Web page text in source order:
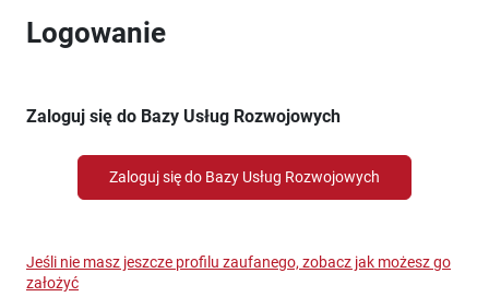
Logowanie
Zaloguj się do Bazy Usług Rozwojowych
Zaloguj się do Bazy Usług Rozwojowych
Jeśli nie masz jeszcze profilu zaufanego, zobacz jak możesz go
założyć